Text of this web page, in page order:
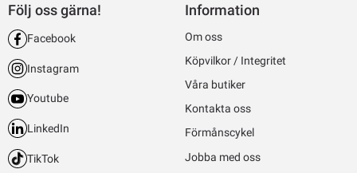
Följ oss gärna!
Facebook
Instagram
Youtube
LinkedIn
TikTok
Information
Om oss
Köpvilkor / Integritet
Våra butiker
Kontakta oss
Förmånscykel
Jobba med oss